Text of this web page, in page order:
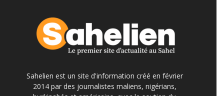
Sahelien est un site d'information créé en février
2014 par des journalistes maliens, nigérians,